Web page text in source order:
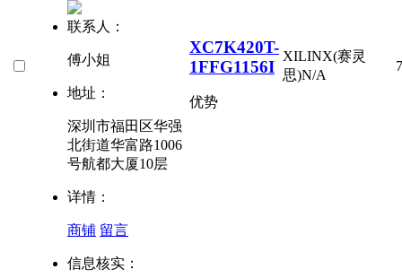
联系人：
傅小姐
地址：
深圳市福田区华强
北街道华富路1006
号航都大厦10层
详情：
商铺 留言
信息核实：
XC7K420T-
1FFG1156I
优势
XILINX(赛灵
思)N/A